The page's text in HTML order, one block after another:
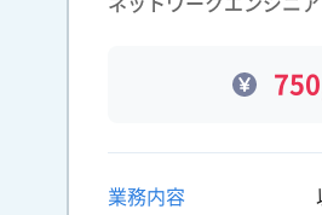
業務内容